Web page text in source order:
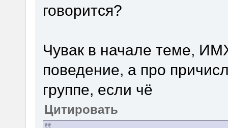
говорится?
Чувак в начале теме,
поведение, а про
группе, если чё
Цитировать